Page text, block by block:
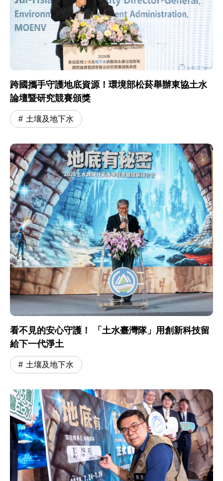
跨國攜手守護地底資源！環境部松菸舉辦東協土水
論壇暨研究競賽頒獎
土壤及地下水
看不見的安心守護！ 「土水臺灣隊」用創新科技留
給下一代淨土
土壤及地下水